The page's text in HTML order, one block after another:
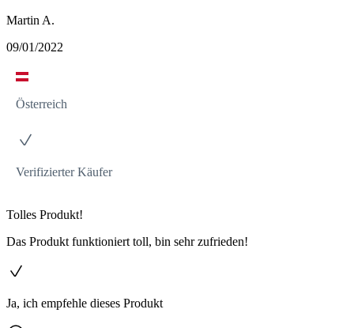
Martin A.
09/01/2022
Österreich
Verifizierter Käufer
Tolles Produkt!
Das Produkt funktioniert toll, bin sehr zufrieden!
Ja, ich empfehle dieses Produkt